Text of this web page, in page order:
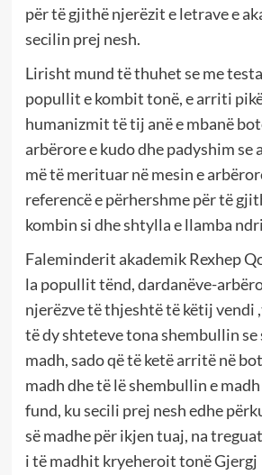
për të gjithë njerëzit e letrave e
secilin prej nesh.
Lirisht mund të thuhet se me
popullit e kombit tonë, e arriti
humanizmit të tij anë e mbanë
arbërore e kudo dhe padyshim se
më të merituar në mesin e
referencë e përhershme për të
kombin si dhe shtylla e llamba
Faleminderit akademik Rexhep
la popullit tënd, dardanëve-
njerëzve të thjeshtë të këtij vendi
të dy shteteve tona shembullin se
madh, sado që të ketë arritë në
madh dhe të lë shembullin e
fund, ku secili prej nesh edhe
së madhe për ikjen tuaj, na
i të madhit kryeheroit tonë Gjergj